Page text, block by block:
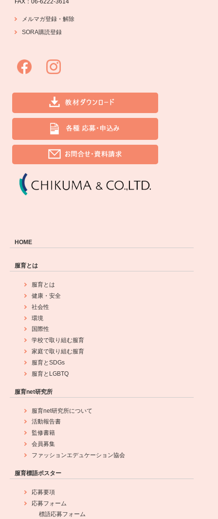
メルマガ登録 ・ 解除
SORA購読登録
HOME
服育とは
服育とは
健康・安全
社会性
環境
国際性
学校で取り組む服育
家庭で取り組む服育
服育とSDGs
服育とLGBTQ
服育net研究所
服育net研究所について
活動報告書
監修書籍
会員募集
ファッションエデュケーション協会
服育標語ポスター
応募要項
応募フォーム
標語応募フォーム